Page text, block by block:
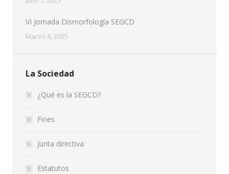
VI Jornada Dismorfología SEGCD
Marzo 4, 2025
La Sociedad
¿Qué es la SEGCD?
Fines
Junta directiva
Estatutos